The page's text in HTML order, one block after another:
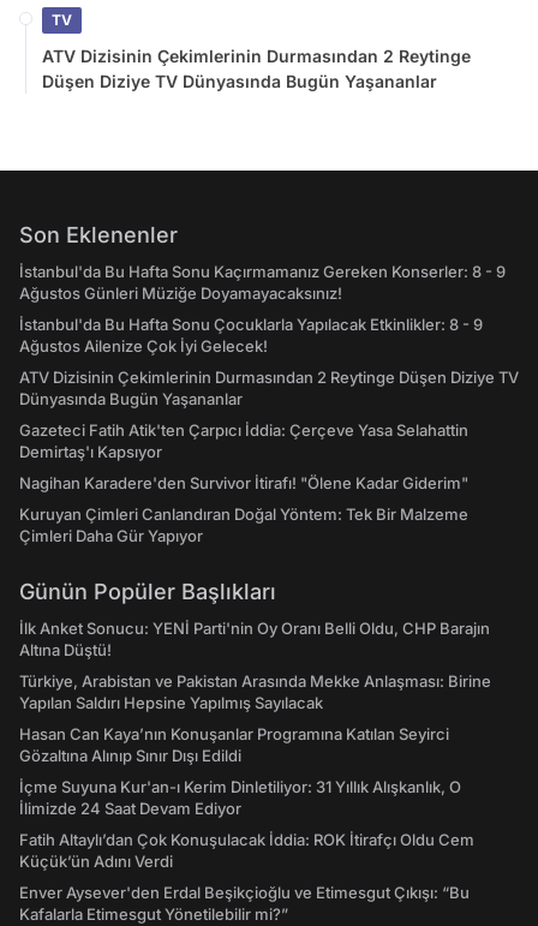
TV
ATV Dizisinin Çekimlerinin Durmasından 2 Reytinge
Düşen Diziye TV Dünyasında Bugün Yaşananlar
Son Eklenenler
İstanbul'da Bu Hafta Sonu Kaçırmamanız Gereken Konserler: 8 - 9
Ağustos Günleri Müziğe Doyamayacaksınız!
İstanbul'da Bu Hafta Sonu Çocuklarla Yapılacak Etkinlikler: 8 - 9
Ağustos Ailenize Çok İyi Gelecek!
ATV Dizisinin Çekimlerinin Durmasından 2 Reytinge Düşen Diziye TV
Dünyasında Bugün Yaşananlar
Gazeteci Fatih Atik'ten Çarpıcı İddia: Çerçeve Yasa Selahattin
Demirtaş'ı Kapsıyor
Nagihan Karadere'den Survivor İtirafı! "Ölene Kadar Giderim"
Kuruyan Çimleri Canlandıran Doğal Yöntem: Tek Bir Malzeme
Çimleri Daha Gür Yapıyor
Günün Popüler Başlıkları
İlk Anket Sonucu: YENİ Parti'nin Oy Oranı Belli Oldu, CHP Barajın
Altına Düştü!
Türkiye, Arabistan ve Pakistan Arasında Mekke Anlaşması: Birine
Yapılan Saldırı Hepsine Yapılmış Sayılacak
Hasan Can Kaya’nın Konuşanlar Programına Katılan Seyirci
Gözaltına Alınıp Sınır Dışı Edildi
İçme Suyuna Kur'an-ı Kerim Dinletiliyor: 31 Yıllık Alışkanlık, O
İlimizde 24 Saat Devam Ediyor
Fatih Altaylı’dan Çok Konuşulacak İddia: ROK İtirafçı Oldu Cem
Küçük’ün Adını Verdi
Enver Aysever'den Erdal Beşikçioğlu ve Etimesgut Çıkışı: “Bu
Kafalarla Etimesgut Yönetilebilir mi?”